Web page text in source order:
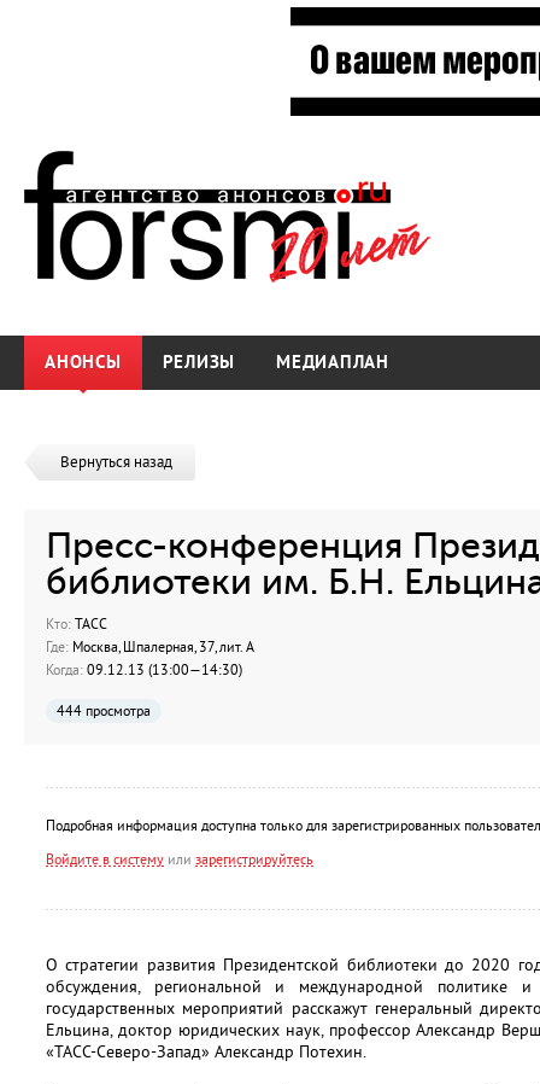
АНОНСЫ РЕЛИЗЫ МЕДИАПЛАН
Вернуться назад
Пресс-конференция
библиотеки им. Б.Н.
Кто: ТАСС
Где: Москва, Шпалерная, 37, лит. А
Когда: 09.12.13 (13:00—14:30)
444 просмотра
Подробная информация доступна только для зарегистрированных
Войдите в систему или зарегистрируйтесь
О стратегии развития Президентской библиотеки до 2020
обсуждения, региональной и международной политике
государственных мероприятий расскажут генеральный
Ельцина, доктор юридических наук, профессор Александр
«ТАСС-Северо-Запад» Александр Потехин.